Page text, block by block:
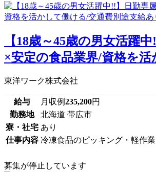
【18歳～45歳の男女活躍
×安定の食品業界/資格を活
東洋ワーク株式会社
給与 月収例235,200円
勤務地
北海道 帯広市
寮・社宅 あり
仕事内容 冷凍食品のピッキング・軽作
募集が停止しています